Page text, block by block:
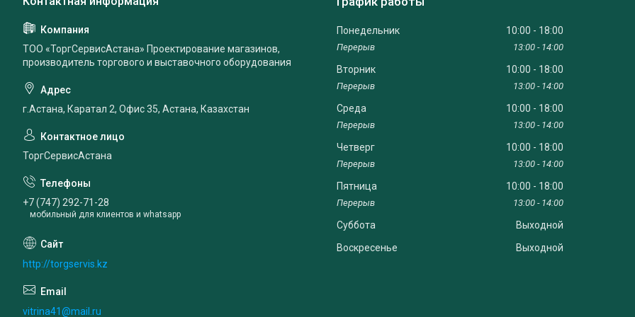
ТОО «ТоргСервисАстана» Проектирование магазинов,
производитель торгового и выставочного оборудования
г.Астана, Каратал 2, Офис 35, Астана, Казахстан
ТоргСервисАстана
+7 (747) 292-71-28
мобильный для клиентов и whatsapp
http://torgservis.kz
vitrina41@mail.ru
Понедельник 10:00 18:00
13:00 14:00
Вторник 10:00 18:00
13:00 14:00
Среда 10:00 18:00
13:00 14:00
Четверг 10:00 18:00
13:00 14:00
Пятница 10:00 18:00
13:00 14:00
Суббота
Выходной
Воскресенье
Выходной